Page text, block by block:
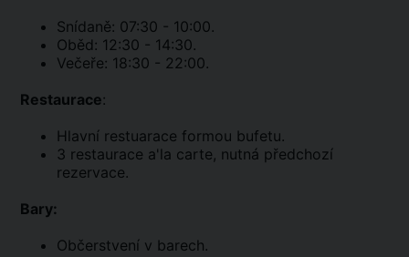
Snídaně: 07:30 - 10:00.
Oběd: 12:30 - 14:30.
Večeře: 18:30 - 22:00.
Restaurace:
Hlavní restuarace formou bufetu.
3 restaurace a'la carte, nutná předchozí
rezervace.
Bary:
Občerstvení v barech.